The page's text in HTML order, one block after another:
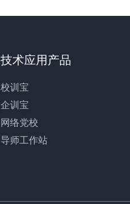
技术应用产品
校训宝
企训宝
网络党校
导师工作站